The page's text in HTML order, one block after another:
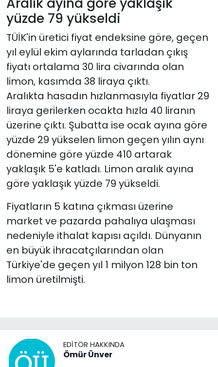
yüzde 79 yükseldi
TÜİK'in üretici fiyat endeksine göre, geçen
yıl eylül ekim aylarında tarladan çıkış
fiyatı ortalama 30 lira civarında olan
limon, kasımda 38 liraya çıktı.
Aralıkta hasadın hızlanmasıyla fiyatlar 29
liraya gerilerken ocakta hızla 40 liranın
üzerine çıktı. Şubatta ise ocak ayına göre
yüzde 29 yükselen limon geçen yılın aynı
dönemine göre yüzde 410 artarak
yaklaşık 5'e katladı. Limon aralık ayına
göre yaklaşık yüzde 79 yükseldi.
Fiyatların 5 katına çıkması üzerine
market ve pazarda pahalıya ulaşması
nedeniyle ithalat kapısı açıldı. Dünyanın
en büyük ihracatçılarından olan
Türkiye'de geçen yıl 1 milyon 128 bin ton
limon üretilmişti.
EDITÖR HAKKINDA
Ömür Ünver